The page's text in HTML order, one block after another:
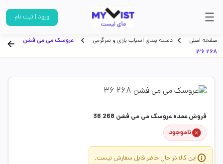
ورود | ثبت نام
صفحه اصلی دسته بندی اسباب بازی و سرگرمی
عروسک می می فشن
268 36
فروش عمده عروسک می می فشن 268 36
ناموجود
این کالا در حال حاضر قابل سفارش نیست.